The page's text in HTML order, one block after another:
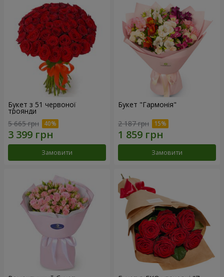
Букет з 51 червоної
троянди
5 665 грн
Замовити
Букет "Гармонія"
2 187 грн
Замовити